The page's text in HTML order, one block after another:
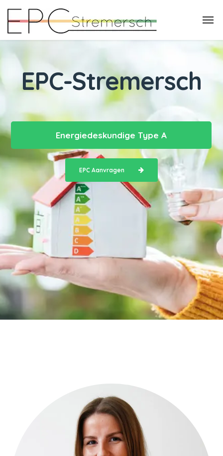
EPC-Stremersch
Energiedeskundige Type A
EPC Aanvragen